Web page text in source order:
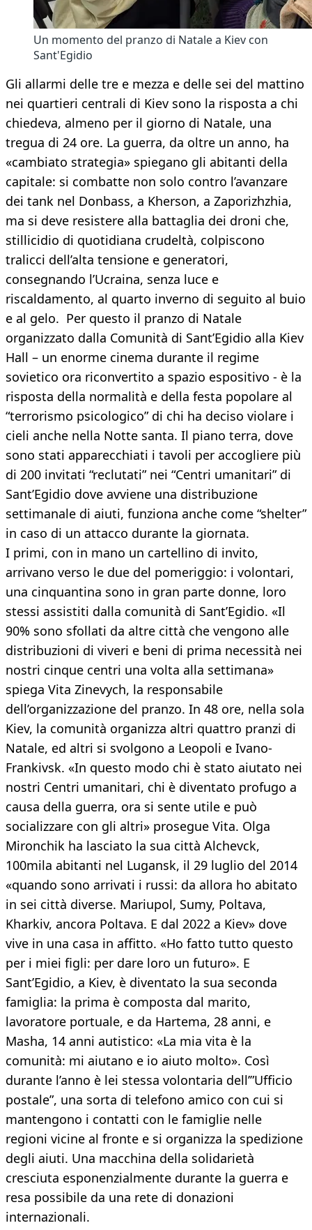
Un momento del pranzo di Natale a Kiev con
Sant'Egidio
Gli allarmi delle tre e mezza e delle sei del mattino
nei quartieri centrali di Kiev sono la risposta a chi
chiedeva, almeno per il giorno di Natale, una
tregua di 24 ore. La guerra, da oltre un anno, ha
«cambiato strategia» spiegano gli abitanti della
capitale: si combatte non solo contro l’avanzare
dei tank nel Donbass, a Kherson, a Zaporizhzhia,
ma si deve resistere alla battaglia dei droni che,
stillicidio di quotidiana crudeltà, colpiscono
tralicci dell’alta tensione e generatori,
consegnando l’Ucraina, senza luce e
riscaldamento, al quarto inverno di seguito al buio
e al gelo. Per questo il pranzo di Natale
organizzato dalla Comunità di Sant’Egidio alla Kiev
Hall – un enorme cinema durante il regime
sovietico ora riconvertito a spazio espositivo - è la
risposta della normalità e della festa popolare al
“terrorismo psicologico” di chi ha deciso violare i
cieli anche nella Notte santa. Il piano terra, dove
sono stati apparecchiati i tavoli per accogliere più
di 200 invitati “reclutati” nei “Centri umanitari” di
Sant’Egidio dove avviene una distribuzione
settimanale di aiuti, funziona anche come “shelter”
in caso di un attacco durante la giornata.
I primi, con in mano un cartellino di invito,
arrivano verso le due del pomeriggio: i volontari,
una cinquantina sono in gran parte donne, loro
stessi assistiti dalla comunità di Sant’Egidio. «Il
90% sono sfollati da altre città che vengono alle
distribuzioni di viveri e beni di prima necessità nei
nostri cinque centri una volta alla settimana»
spiega Vita Zinevych, la responsabile
dell’organizzazione del pranzo. In 48 ore, nella sola
Kiev, la comunità organizza altri quattro pranzi di
Natale, ed altri si svolgono a Leopoli e Ivano-
Frankivsk. «In questo modo chi è stato aiutato nei
nostri Centri umanitari, chi è diventato profugo a
causa della guerra, ora si sente utile e può
socializzare con gli altri» prosegue Vita. Olga
Mironchik ha lasciato la sua città Alchevck,
100mila abitanti nel Lugansk, il 29 luglio del 2014
«quando sono arrivati i russi: da allora ho abitato
in sei città diverse. Mariupol, Sumy, Poltava,
Kharkiv, ancora Poltava. E dal 2022 a Kiev» dove
vive in una casa in affitto. «Ho fatto tutto questo
per i miei figli: per dare loro un futuro». E
Sant’Egidio, a Kiev, è diventato la sua seconda
famiglia: la prima è composta dal marito,
lavoratore portuale, e da Hartema, 28 anni, e
Masha, 14 anni autistico: «La mia vita è la
comunità: mi aiutano e io aiuto molto». Così
durante l’anno è lei stessa volontaria dell’”Ufficio
postale”, una sorta di telefono amico con cui si
mantengono i contatti con le famiglie nelle
regioni vicine al fronte e si organizza la spedizione
degli aiuti. Una macchina della solidarietà
cresciuta esponenzialmente durante la guerra e
resa possibile da una rete di donazioni
internazionali.